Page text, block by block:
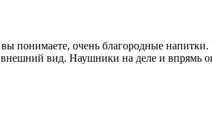
понимаете, очень благородные
вид. Наушники на деле и впрямь